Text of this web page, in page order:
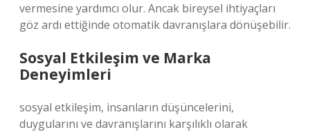
vermesine yardımcı olur. Ancak bireysel ihtiyaçları
göz ardı ettiğinde otomatik davranışlara dönüşebilir.
Sosyal Etkileşim ve Marka
Deneyimleri
sosyal etkileşim, insanların düşüncelerini,
duygularını ve davranışlarını karşılıklı olarak